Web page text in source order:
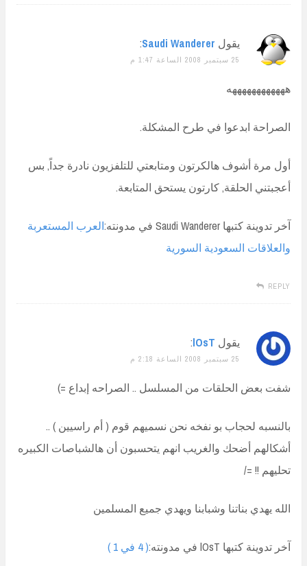
يقول Saudi Wanderer
:
25 سبتمبر 2008 الساعة 1:47 م
ههههههههههههه
الصراحة ابدعوا في طرح المشكلة.
أول مرة أشوف هالكرتون ومتابعتي للتلفزيون نادرة جداً, بس
أعجبتني الحلقة, كارتون يستحق المتابعة.
آخر تدوينة كتبها Saudi Wanderer في مدونته:
العرب المستعربة
والعلاقات السعودية السورية
REPLY
يقول lOsT
:
25 سبتمبر 2008 الساعة 2:18 م
شفت بعض الحلقات من المسلسل .. الصراحه إبداع =)
بالنسبه لحجاب بو نفخه نحن نسميهم قوم ( أم راسيين ) ..
أشكالهم أضحك والغريب انهم يتحسبون أن هالشباصات الكبيره
تحليهم !! =/
الله يهدي بناتنا وشبابنا ويهدي جميع المسلمين
آخر تدوينة كتبها lOsT في مدونته: ( 4 في 1 )